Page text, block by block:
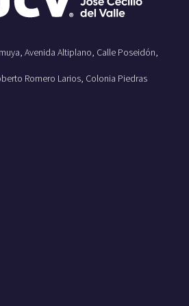
Avenida Altiplano, Calle Poseidón,
Romero Larios, Colonia Piedras